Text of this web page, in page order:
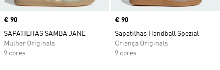
Price
€ 90
SAPATILHAS SAMBA JANE
Mulher Originals
9 cores
Price
€ 90
Sapatilhas Handball Spezial
Criança Originals
9 cores